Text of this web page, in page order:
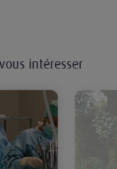
intéresser
au bloc opératoire : tous